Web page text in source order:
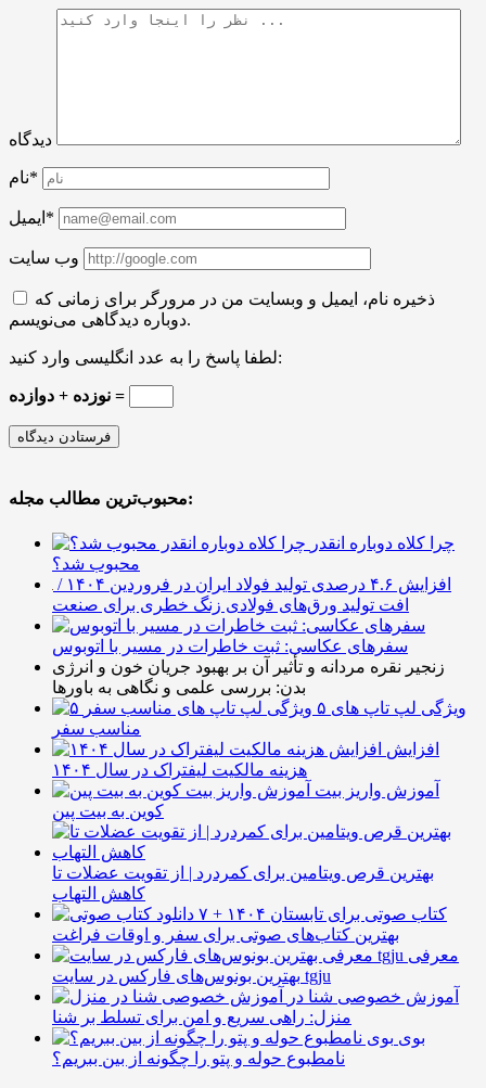
دیدگاه
نام*
ایمیل*
وب سایت
ذخیره نام، ایمیل و وبسایت من در مرورگر برای زمانی که
دوباره دیدگاهی می‌نویسم.
لطفا پاسخ را به عدد انگلیسی وارد کنید:
نوزده + دوازده =
محبوب‌ترین مطالب مجله:
چرا کلاه دوباره انقدر
محبوب شد؟
افزایش ۴.۶ درصدی تولید فولاد ایران در فروردین ۱۴۰۴ /
افت تولید ورق‌های فولادی زنگ خطری برای صنعت
سفرهای عکاسی: ثبت خاطرات در مسیر با اتوبوس
زنجیر نقره مردانه و تأثیر آن بر بهبود جریان خون و انرژی
بدن: بررسی علمی و نگاهی به باورها
۵ ویژگی لپ تاپ های
مناسب سفر
افزایش
هزینه مالکیت لیفتراک در سال ۱۴۰۴
آموزش واریز بیت
کوین به بیت پین
بهترین قرص ویتامین برای کمردرد | از تقویت عضلات تا
کاهش التهاب
۷ کتاب صوتی برای تابستان ۱۴۰۴ +
بهترین کتاب‌های صوتی برای سفر و اوقات فراغت
معرفی
بهترین بونوس‌های فارکس در سایت tgju
آموزش خصوصی شنا در
منزل: راهی سریع و امن برای تسلط بر شنا
بوی
نامطبوع حوله و پتو را چگونه از بین ببریم؟